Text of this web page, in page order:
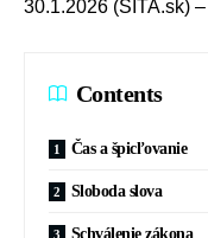
30.1.2026 (SITA.sk) –
Contents
Čas a špicľovanie
Sloboda slova
Schválenie zákona